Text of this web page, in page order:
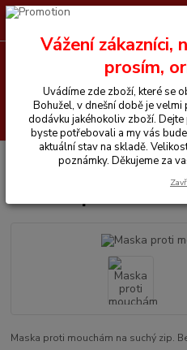
+420 605 255 500
Vše pro koně Maska proti
Maska proti
Maska proti mouchám na suchý zip.
Vážení zákazníci,
prosím,
Uvádíme zde zboží, které se
Bohužel, v dnešní době je
dodávku jakéhokoliv zboží.
byste potřebovali a my vás
aktuální stav na skladě.
poznámky. Děkujeme za